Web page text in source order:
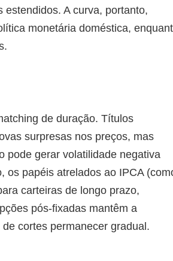
A curva, portanto,
monetária doméstica,
de duração. Títulos
surpresas nos preços, mas
pode gerar volatilidade negativa
os papéis atrelados ao IPCA
carteiras de longo prazo,
pós-fixadas mantêm a
cortes permanecer gradual.